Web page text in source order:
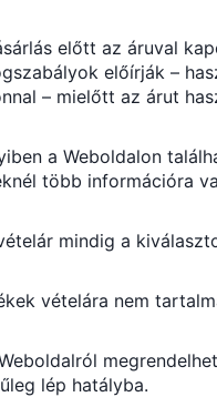
előtt az áruval
előírják –
– mielőtt az árut
a Weboldalon
több információra
mindig a
vételára nem
lép hatályba.